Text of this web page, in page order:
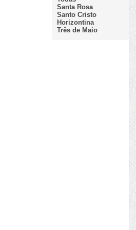
Santa Rosa
Santo Cristo
Horizontina
Três de Maio